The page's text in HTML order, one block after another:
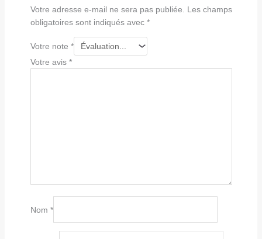
Votre adresse e-mail ne sera pas publiée.
Les champs
obligatoires sont indiqués avec *
Votre note *
Votre avis *
Nom *